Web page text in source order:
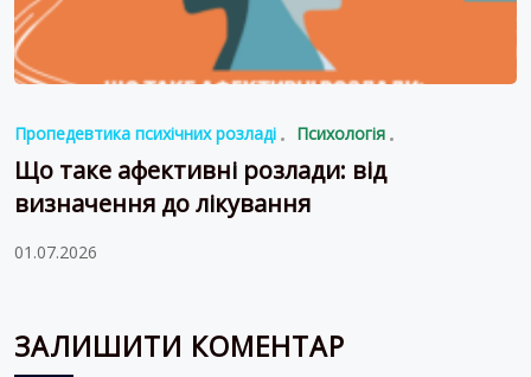
Пропедевтика психічних розладі Психологія
Що таке афективні розлади: від
визначення до лікування
01.07.2026
ЗАЛИШИТИ КОМЕНТАР